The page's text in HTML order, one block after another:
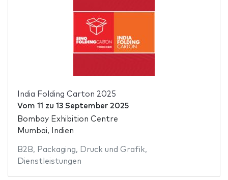
India Folding Carton 2025
Vom 11 zu 13 September 2025
Bombay Exhibition Centre
Mumbai, Indien
B2B, Packaging, Druck und Grafik,
Dienstleistungen